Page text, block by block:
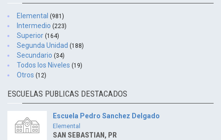
Elemental (981)
Intermedio (223)
Superior (164)
Segunda Unidad (188)
Secundario (34)
Todos los Niveles (19)
Otros (12)
ESCUELAS PUBLICAS DESTACADOS
Escuela Pedro Sanchez Delgado
Elemental
SAN SEBASTIAN, PR